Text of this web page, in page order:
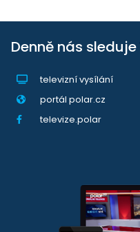
Denně nás sleduje
televizní vysílání
portál polar.cz
televize.polar